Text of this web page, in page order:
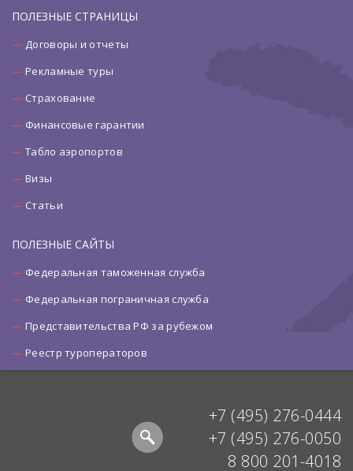
ПОЛЕЗНЫЕ СТРАНИЦЫ
Договоры и отчеты
Рекламные туры
Страхование
Финансовые гарантии
Табло аэропортов
Визы
Статьи
ПОЛЕЗНЫЕ САЙТЫ
Федеральная таможенная служба
Федеральная пограничная служба
Представительства РФ за рубежом
Реестр туроператоров
+7 (495) 276-0444
+7 (495) 276-0050
8 800 201-4018